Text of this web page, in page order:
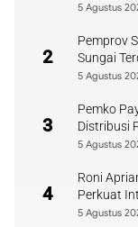
5 Agustus
2
Pemprov
Sungai
5 Agustus
3
Pemko
Distribusi
5 Agustus
4
Roni
Perkuat
5 Agustus